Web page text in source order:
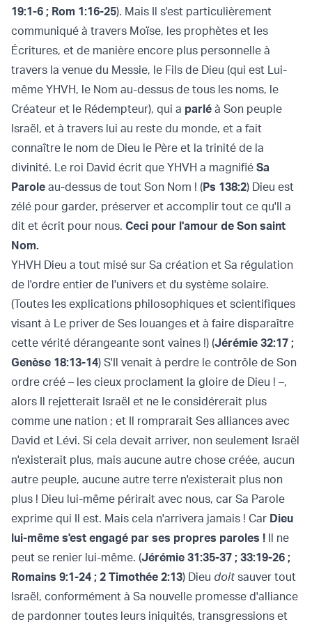
19:1-6 ; Rom 1:16-25). Mais Il s'est particulièrement
communiqué à travers Moïse, les prophètes et les
Écritures, et de manière encore plus personnelle à
travers la venue du Messie, le Fils de Dieu (qui est Lui-
même YHVH, le Nom au-dessus de tous les noms, le
Créateur et le Rédempteur), qui a parlé à Son peuple
Israël, et à travers lui au reste du monde, et a fait
connaître le nom de Dieu le Père et la trinité de la
divinité. Le roi David écrit que YHVH a magnifié Sa
Parole au-dessus de tout Son Nom ! (Ps 138:2) Dieu est
zélé pour garder, préserver et accomplir tout ce qu'Il a
dit et écrit pour nous. Ceci pour l'amour de Son saint
Nom.
YHVH Dieu a tout misé sur Sa création et Sa régulation
de l'ordre entier de l'univers et du système solaire.
(Toutes les explications philosophiques et scientifiques
visant à Le priver de Ses louanges et à faire disparaître
cette vérité dérangeante sont vaines !) (Jérémie 32:17 ;
Genèse 18:13-14) S'Il venait à perdre le contrôle de Son
ordre créé – les cieux proclament la gloire de Dieu ! –,
alors Il rejetterait Israël et ne le considérerait plus
comme une nation ; et Il romprarait Ses alliances avec
David et Lévi. Si cela devait arriver, non seulement Israël
n'existerait plus, mais aucune autre chose créée, aucun
autre peuple, aucune autre terre n'existerait plus non
plus ! Dieu lui-même périrait avec nous, car Sa Parole
exprime qui Il est. Mais cela n'arrivera jamais ! Car Dieu
lui-même s'est engagé par ses propres paroles ! Il ne
peut se renier lui-même. (Jérémie 31:35-37 ; 33:19-26 ;
Romains 9:1-24 ; 2 Timothée 2:13) Dieu doitsauver tout
Israël, conformément à Sa nouvelle promesse d'alliance
de pardonner toutes leurs iniquités, transgressions et